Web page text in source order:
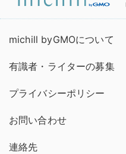
michill byGMOについて
有識者・ライターの募集
プライバシーポリシー
お問い合わせ
連絡先